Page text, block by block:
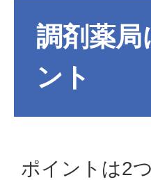
調剤薬
ント
ポイントは2